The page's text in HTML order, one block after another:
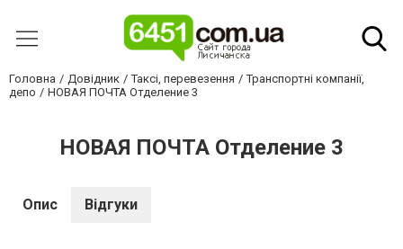
Головна Довідник Таксі, перевезення
Транспортні компанії,
депо
НОВАЯ ПОЧТА Отделение 3
НОВАЯ ПОЧТА Отделение 3
Опис Відгуки